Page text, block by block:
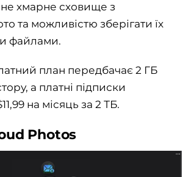
хмарне сховище з
та можливістю зберігати їх
файлами.
план передбачає 2 ГБ
а платні підписки
на місяць за 2 ТБ.
Photos